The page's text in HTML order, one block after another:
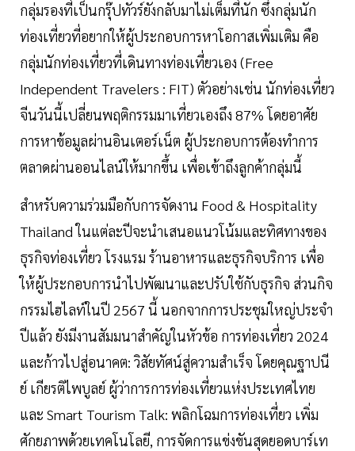
กลุ่มรองที่เป็นกรุ๊ปทัวร์ยังกลับมาไม่เต็มที่นัก ซึ่งกลุ่มนัก
ท่องเที่ยวที่อยากให้ผู้ประกอบการหาโอกาสเพิ่มเติม คือ
กลุ่มนักท่องเที่ยวที่เดินทางท่องเที่ยวเอง (Free
Independent Travelers : FIT) ตัวอย่างเช่น นักท่องเที่ยว
จีนวันนี้เปลี่ยนพฤติกรรมมาเที่ยวเองถึง 87% โดยอาศัย
การหาข้อมูลผ่านอินเตอร์เน็ต ผู้ประกอบการต้องทำการ
ตลาดผ่านออนไลน์ให้มากขึ้น เพื่อเข้าถึงลูกค้ากลุ่มนี้
สำหรับความร่วมมือกับการจัดงาน Food & Hospitality
Thailand ในแต่ละปีจะนำเสนอแนวโน้มและทิศทางของ
ธุรกิจท่องเที่ยว โรงแรม ร้านอาหารและธุรกิจบริการ เพื่อ
ให้ผู้ประกอบการนำไปพัฒนาและปรับใช้กับธุรกิจ ส่วนกิจ
กรรมไฮไลท์ในปี 2567 นี้ นอกจากการประชุมใหญ่ประจำ
ปีแล้ว ยังมีงานสัมมนาสำคัญในหัวข้อ การท่องเที่ยว 2024
และก้าวไปสู่อนาคต: วิสัยทัศน์สู่ความสำเร็จ โดยคุณฐาปนี
ย์ เกียรติไพบูลย์ ผู้ว่าการการท่องเที่ยวแห่งประเทศไทย
และ Smart Tourism Talk: พลิกโฉมการท่องเที่ยว เพิ่ม
ศักยภาพด้วยเทคโนโลยี, การจัดการแข่งขันสุดยอดบาร์เท